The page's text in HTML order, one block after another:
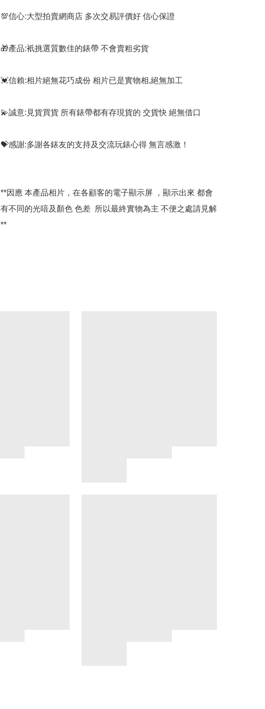
💯信心:大型拍賣網商店 多次交易評價好 信心保證
🎁產品:衹挑選質數佳的錶帶 不會賣粗劣貨
💓信賴:相片絕無花巧成份 相片已是實物相,絕無加工
💫誠意:見貨買貨 所有錶帶都有存現貨的 交貨快 絕無借口
💝感謝:多謝各錶友的支持及交流玩錶心得 無言感激！
**因應 本產品相片，在各顧客的電子顯示屏 ，顯示出來 都會
有不同的光喑及顏色 色差  所以最終實物為主 不便之處請見解